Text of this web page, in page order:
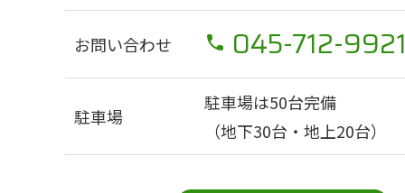
お問い合わせ 045-712-
駐車場
駐車場は50台完備
（地下30台・地上20台）